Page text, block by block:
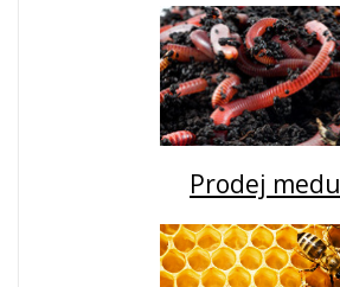
Prodej medu